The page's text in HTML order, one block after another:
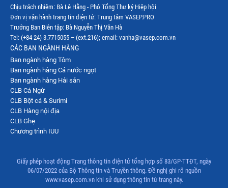
Chịu trách nhiệm: Bà Lê Hằng - Phó Tổng Thư ký Hiệp hội
Đơn vị vận hành trang tin điện tử: Trung tâm VASEP.PRO
Trưởng Ban Biên tập: Bà Nguyễn Thị Vân Hà
Tel: (+84 24) 3.7715055 – (ext.216); email: vanha@vasep.com.vn
CÁC BAN NGÀNH HÀNG
Ban ngành hàng Tôm
Ban ngành hàng Cá nước ngọt
Ban ngành hàng Hải sản
CLB Cá Ngừ
CLB Bột cá & Surimi
CLB Hàng nội địa
CLB Ghẹ
Chương trình IUU
Giấy phép hoạt động Trang thông tin điện tử tổng hợp số 83/GP-TTĐT, ngày
06/07/2022 của Bộ Thông tin và Truyền thông. Đề nghị ghi rõ nguồn
www.vasep.com.vn khi sử dụng thông tin từ trang này.